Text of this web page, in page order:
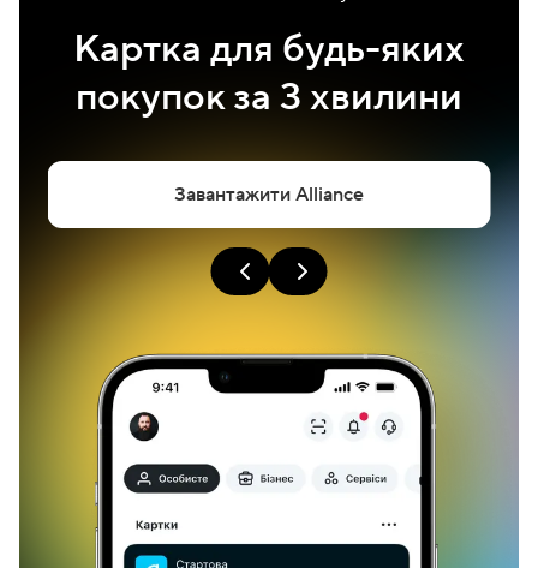
Картка для будь-яких
покупок за 3 хвилини
Завантажити Alliance